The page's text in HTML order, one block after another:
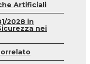
Artificiali
2028 in
nei